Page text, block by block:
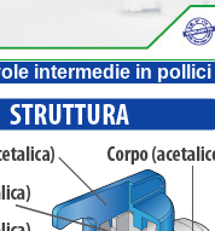
intermedie in pollici